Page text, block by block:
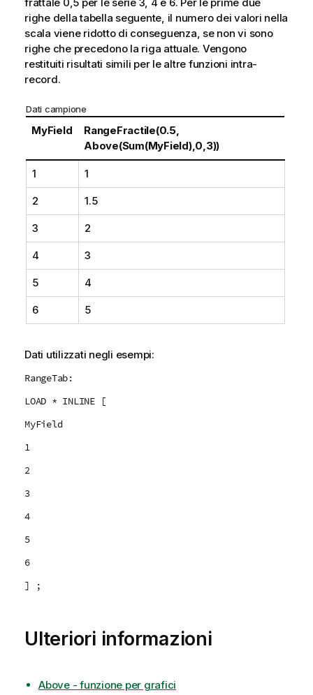
frattale 0,5 per le serie 3, 4 e 6. Per le prime due
righe della tabella seguente, il numero dei valori nella
scala viene ridotto di conseguenza, se non vi sono
righe che precedono la riga attuale. Vengono
restituiti risultati simili per le altre funzioni intra-
record.
Dati campione
MyField
RangeFractile(0.5,
Above(Sum(MyField),0,3))
1 1
2 1.5
3 2
4 3
5 4
6 5
Dati utilizzati negli esempi:
RangeTab:
LOAD * INLINE [
MyField
1
2
3
4
5
6
] ;
Ulteriori informazioni
Above - funzione per grafici